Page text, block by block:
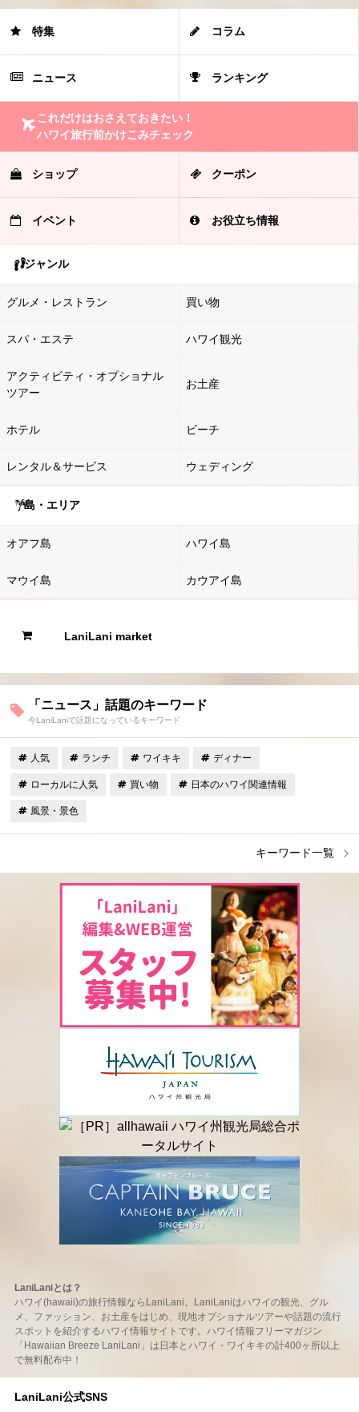
特集 コラム
ニュース ランキング
これだけはおさえておきたい！
ハワイ旅行前かけこみチェック
ショップ クーポン
イベント お役立ち情報
ジャンル
グルメ・レストラン 買い物
スパ・エステ ハワイ観光
アクティビティ・オプショナル
ツアー
お土産
ホテル ビーチ
レンタル＆サービス ウェディング
島・エリア
オアフ島 ハワイ島
マウイ島 カウアイ島
LaniLani market
「ニュース」話題のキーワード
今LaniLaniで話題になっているキーワード
人気 ランチ ワイキキ ディナー
ローカルに人気 買い物 日本のハワイ関連情報
風景・景色
キーワード一覧
LaniLaniとは？
ハワイ(hawaii)の旅行情報ならLaniLani。LaniLaniはハワイの観光、グル
メ、ファッション、お土産をはじめ、現地オプショナルツアーや話題の流行
スポットを紹介するハワイ情報サイトです。ハワイ情報フリーマガジン
「Hawaiian Breeze LaniLani」は日本とハワイ・ワイキキの計400ヶ所以上
で無料配布中！
LaniLani公式SNS